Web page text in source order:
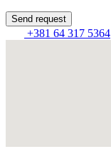
+381 64 317 5364